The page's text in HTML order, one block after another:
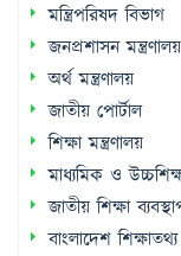
মন্ত্রিপরিষদ বিভাগ
জনপ্রশাসন মন্ত্রণালয়
অর্থ মন্ত্রণালয়
জাতীয় পোর্টাল
শিক্ষা মন্ত্রণালয়
মাধ্যমিক ও
জাতীয় শিক্ষা
বাংলাদেশ